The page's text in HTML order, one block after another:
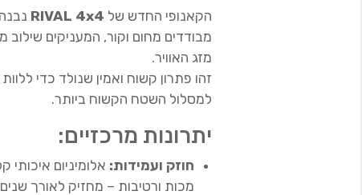
הקאנופי החדש של RIVAL 4x4
מבודדים מחום וקור, המעניקים שילוב
מזג האוויר.
זהו פתרון קשוח ואמין שנולד כדי
למסלול השטח הקשוח ביותר.
יתרונות מרכזיים:
חוזק ועמידות: אלומיניום
מכות ורטיבות – מחזיק לאורך